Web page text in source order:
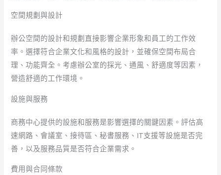
空間規劃與設計
辦公空間的設計和規劃直接影響企業形象和員工的工作效
率。選擇符合企業文化和風格的設計，並確保空間布局合
理、功能齊全。考慮辦公室的採光、通風、舒適度等因素，
營造舒適的工作環境。
設施與服務
商務中心提供的設施和服務是影響選擇的關鍵因素。評估高
速網路、會議室、接待區、秘書服務、IT支援等設施是否完
善，以及服務品質是否符合企業需求。
費用與合同條款